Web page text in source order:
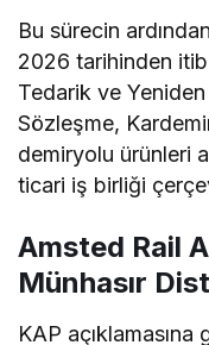
Bu sürecin
2026 tarihinden
Tedarik ve Yeniden
Sözleşme,
demiryolu ürünleri
ticari iş birliği
Amsted Rail
Münhasır
KAP